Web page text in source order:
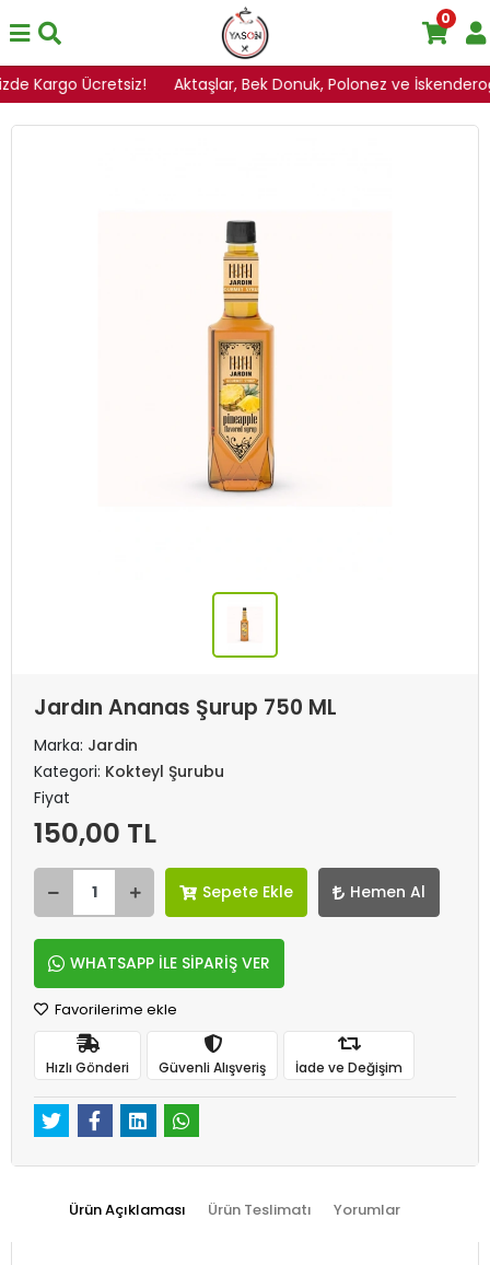
Kargo Ücretsiz! Aktaşlar, Bek Donuk, Polonez ve
0
Jardın Ananas Şurup 750 ML
Marka: Jardin
Kategori: Kokteyl Şurubu
Fiyat
150,00 TL
Sepete Ekle Hemen Al
WHATSAPP İLE SİPARİŞ VER
Favorilerime ekle
Hızlı Gönderi Güvenli Alışveriş İade ve Değişim
Ürün Açıklaması Ürün Teslimatı Yorumlar